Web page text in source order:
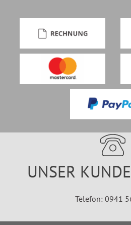
UNSER
Telefon: 0941